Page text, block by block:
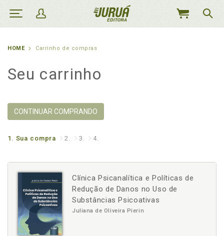
MEU
HOME Carrinho de compras
Seu carrinho
CONTINUAR COMPRANDO
1. Sua compra 2. 3. 4.
Clínica Psicanalítica e Políticas de
Redução de Danos no Uso de
Substâncias Psicoativas
Juliana de Oliveira Pierin